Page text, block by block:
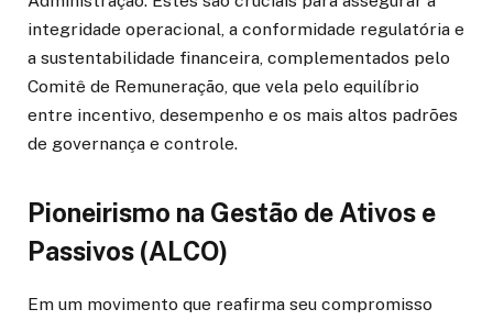
integridade operacional, a conformidade regulatória e
a sustentabilidade financeira, complementados pelo
Comitê de Remuneração, que vela pelo equilíbrio
entre incentivo, desempenho e os mais altos padrões
de governança e controle.
Pioneirismo na Gestão de Ativos e
Passivos (ALCO)
Em um movimento que reafirma seu compromisso